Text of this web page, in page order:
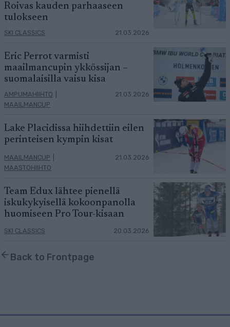
Roivas kauden parhaaseen
tulokseen
SKI CLASSICS 21.03.2026
Eric Perrot varmisti
maailmancupin ykkössijan –
suomalaisilla vaisu kisa
AMPUMAHIIHTO
MAAILMANCUP
21.03.2026
Lake Placidissa hiihdettiin eilen
perinteisen kympin kisat
MAAILMANCUP
MAASTOHIIHTO
21.03.2026
Team Edux lähtee pienellä
iskukykyisellä kokoonpanolla
huomiseen Pro Tour-kisaan
SKI CLASSICS 20.03.2026
Back to Frontpage